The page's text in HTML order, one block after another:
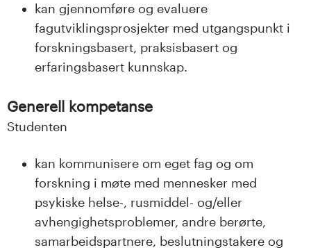
kan gjennomføre og evaluere
fagutviklingsprosjekter med utgangspunkt i
forskningsbasert, praksisbasert og
erfaringsbasert kunnskap.
Generell kompetanse
Studenten
kan kommunisere om eget fag og om
forskning i møte med mennesker med
psykiske helse-, rusmiddel- og/eller
avhengighetsproblemer, andre berørte,
samarbeidspartnere, beslutningstakere og